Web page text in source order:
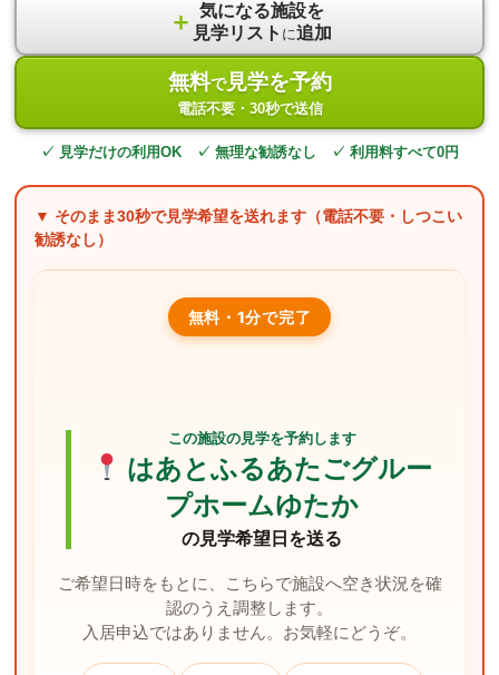
＋ 気になる施設を
見学リスト に追加
無料で見学を予約
電話不要・30秒で送信
✓ 見学だけの利用OK ✓ 無理な勧誘なし ✓ 利用料すべて0円
▼ そのまま30秒で見学希望を送れます（電話不要・しつこい
勧誘なし）
無料・1分で完了
この施設の見学を予約します
はあとふるあたごグルー
プホームゆたか
の見学希望日を送る
ご希望日時をもとに、こちらで施設へ空き状況を確
認のうえ調整します。
入居申込ではありません。お気軽にどうぞ。